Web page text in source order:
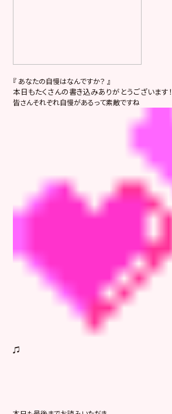
『 あなたの自慢はなんですか？ 』
本日もたくさんの書き込みありがとうございます！
皆さんそれぞれ自慢があるって素敵ですね
♫